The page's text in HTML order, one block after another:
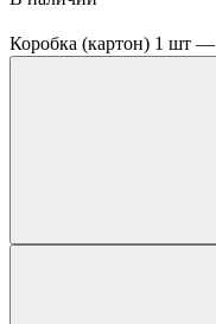
Коробка (картон) 1 шт —